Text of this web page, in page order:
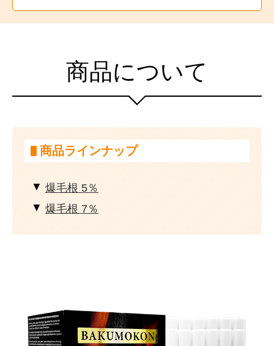
商品について
商品ラインナップ
爆毛根 5％
爆毛根 7％